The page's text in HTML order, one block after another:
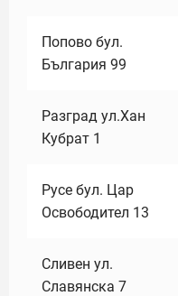
Попово бул.
България 99
Разград ул.Хан
Кубрат 1
Русе бул. Цар
Освободител 13
Сливен ул.
Славянска 7